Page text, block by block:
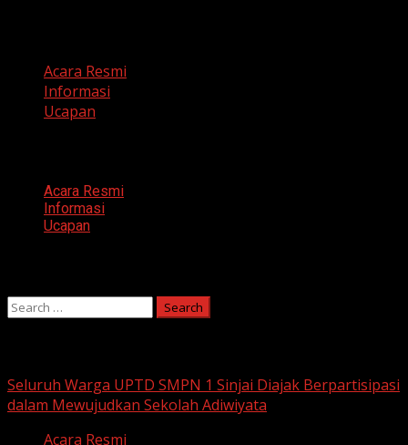
Acara Resmi
Informasi
Ucapan
Acara Resmi
Informasi
Ucapan
Search
Seluruh Warga UPTD SMPN 1 Sinjai Diajak Berpartisipasi
dalam Mewujudkan Sekolah Adiwiyata
Acara Resmi